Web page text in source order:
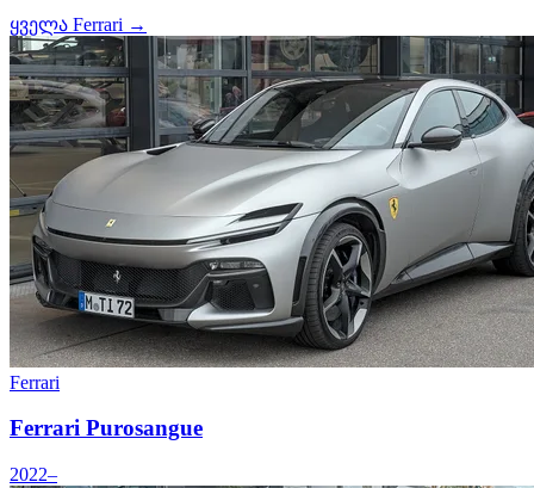
ყველა Ferrari →
Ferrari
Ferrari Purosangue
2022–